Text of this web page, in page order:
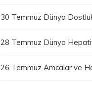
30 Temmuz Dünya
28 Temmuz Dünya
26 Temmuz Amcalar ve